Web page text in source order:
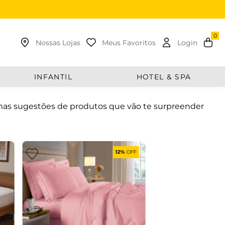
Nossas Lojas Meus Favoritos Login
INFANTIL HOTEL & SPA
sugestões de produtos que vão te surpreender
12%OFF